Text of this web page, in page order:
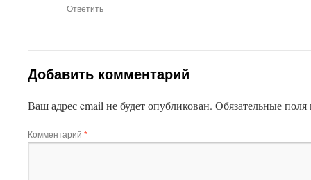
Ответить
Добавить комментарий
Ваш адрес email не будет опубликован. Обязательные
Комментарий *